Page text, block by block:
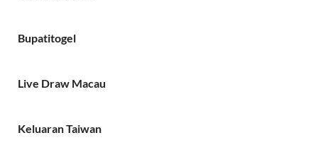
Bupatitogel
Live Draw Macau
Keluaran Taiwan